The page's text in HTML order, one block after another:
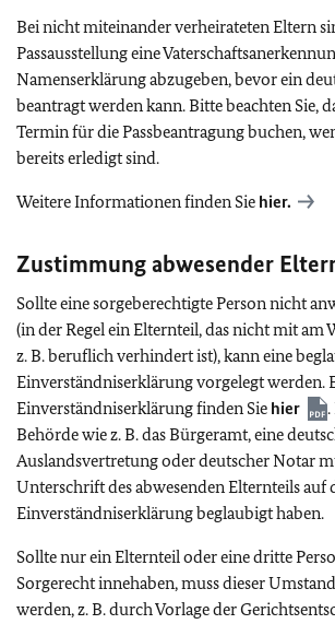
Bei nicht miteinander verheirateten Eltern
Passausstellung eine
Namenserklärung abzugeben, bevor ein
beantragt werden kann. Bitte beachten Sie,
Termin für die Passbeantragung buchen,
bereits erledigt sind.
Weitere Informationen finden Sie hier.
Zustimmung abwesender
Sollte eine sorgeberechtigte Person nicht
(in der Regel ein Elternteil, das nicht mit am
z. B. beruflich verhindert ist), kann eine
Einverständniserklärung vorgelegt werden.
Einverständniserklärung finden Sie hier
.
Behörde wie z. B. das Bürgeramt, eine
Auslandsvertretung oder deutscher Notar
Unterschrift des abwesenden Elternteils auf
Einverständniserklärung beglaubigt haben.
Sollte nur ein Elternteil oder eine dritte
Sorgerecht innehaben, muss dieser
werden, z. B. durch Vorlage der